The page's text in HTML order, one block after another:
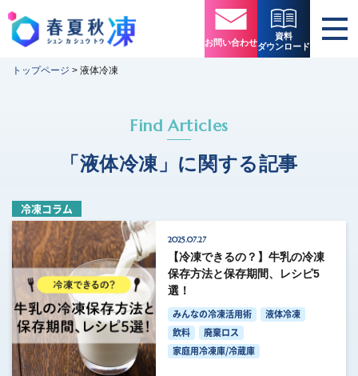
お問い合わせ
資料
ダウンロード
トップページ > 液体冷凍
Find Articles
「液体冷凍」に関する記事
冷凍コラム
2025.07.27
【冷凍できるの？】牛乳の冷凍
保存方法と保存期間、レシピ5
選！
みんなの冷凍活用術
液体冷凍
飲料
廃棄ロス
家庭用冷凍庫/冷蔵庫